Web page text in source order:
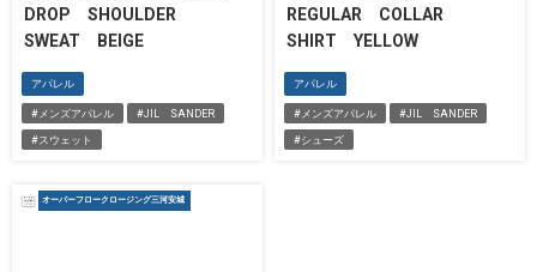
DROP SHOULDER
SWEAT BEIGE
アパレル
#メンズアパレル #JIL SANDER
#スウェット
REGULAR COLLAR
SHIRT YELLOW
アパレル
#メンズアパレル #JIL SANDER
#シューズ
オーバーフロークロージング三河安城